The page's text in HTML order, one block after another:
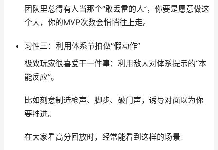
团队里总得有人当那个“敢丢雷的人”，你要是愿意做这
个人，你的MVP次数会悄悄往上走。
习性三：利用体系节拍做“假动作”
极致玩家很喜爱干一件事：利用敌人对体系提示的“本
能反应”。
比如刻意制造枪声、脚步、破门声，诱导对面以为你
要推进。
在大家看高分回放时，经常能看到这样的场景：